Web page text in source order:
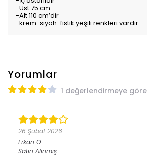
-Üst 75 cm
-Alt 110 cm’dir
-krem-siyah-fıstık yeşili renkleri vardır
Yorumlar
1 değerlendirmeye göre
26 Şubat 2026
Erkan Ö.
Satın Alınmış